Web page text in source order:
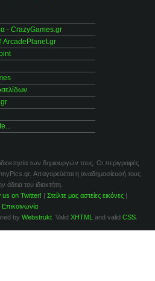
- CrazyGames.gr
ArcadePlanet.gr
των δημιουργών τους. Οι περιγραφές
Απαγορεύεται η αναδημοσίευσή τους
άδεια του ιδιοκτήτη.
us on Twitter! | Στείλτε μας αστείες εικόνες|
Επικοινωνία
by Webstrukt . Valid XHTML and valid CSS